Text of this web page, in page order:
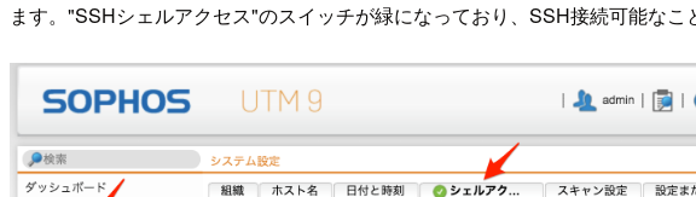
ます。"SSHシェルアクセス"のスイッチが緑になっており、SSH接続可能なこ